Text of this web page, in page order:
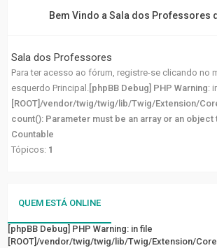
Registrar
Entrar
resposta
Tópicos
Bem Vindo a Sala dos Professores
Sala dos Professores
Para ter acesso ao fórum, registre-se clicando no
esquerdo Principal. [phpBB Debug] PHP Warning:
[ROOT]/vendor/twig/twig/lib/Twig/Extension/
count(): Parameter must be an array or an object
Countable
Tópicos: 1
QUEM ESTÁ ONLINE
[phpBB Debug] PHP Warning: in file
[ROOT]/vendor/twig/twig/lib/Twig/Extension/